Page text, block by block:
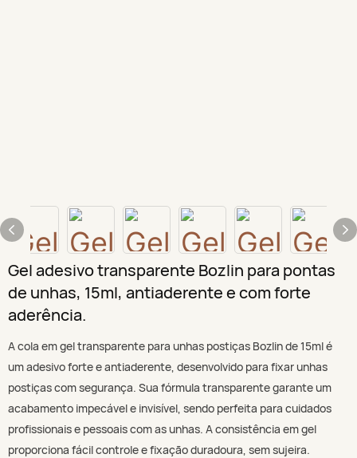
Gel adesivo transparente Bozlin para pontas
de unhas, 15ml, antiaderente e com forte
aderência.
A cola em gel transparente para unhas postiças Bozlin de 15ml é
um adesivo forte e antiaderente, desenvolvido para fixar unhas
postiças com segurança. Sua fórmula transparente garante um
acabamento impecável e invisível, sendo perfeita para cuidados
profissionais e pessoais com as unhas. A consistência em gel
proporciona fácil controle e fixação duradoura, sem sujeira.